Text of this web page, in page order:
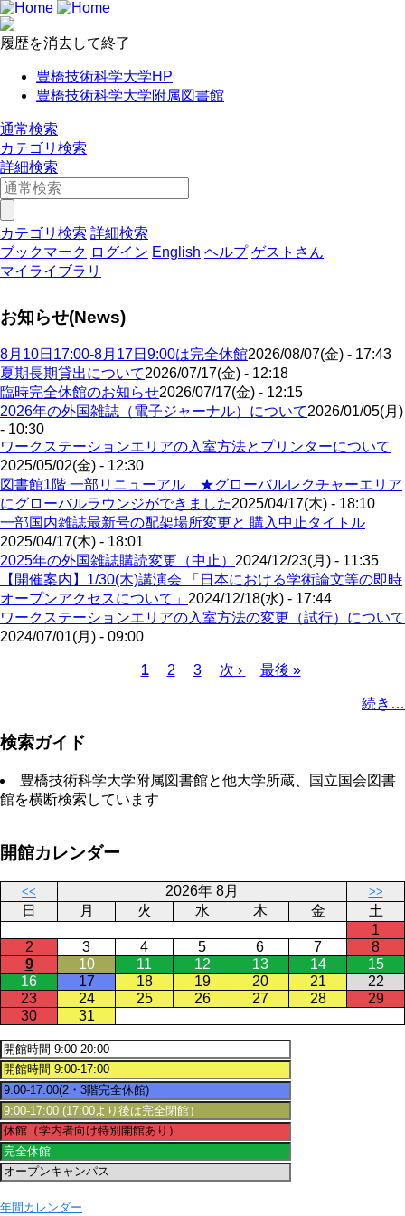
履歴を消去して終了
豊橋技術科学大学HP
豊橋技術科学大学附属図書館
通常検索
カテゴリ検索
詳細検索
カテゴリ検索 詳細検索
ブックマーク ログイン English ヘルプ ゲストさん
マイライブラリ
お知らせ(News)
8月10日17:00-8月17日9:00は完全休館2026/08/07(金) - 17:43
夏期長期貸出について2026/07/17(金) - 12:18
臨時完全休館のお知らせ2026/07/17(金) - 12:15
2026年の外国雑誌（電子ジャーナル）について2026/01/05(月)
- 10:30
ワークステーションエリアの入室方法とプリンターについて
2025/05/02(金) - 12:30
図書館1階 一部リニューアル ★グローバルレクチャーエリア
にグローバルラウンジができました2025/04/17(木) - 18:10
一部国内雑誌最新号の配架場所変更と 購入中止タイトル
2025/04/17(木) - 18:01
2025年の外国雑誌購読変更（中止） 2024/12/23(月) - 11:35
【開催案内】1/30(木)講演会 「日本における学術論文等の即時
オープンアクセスについて」 2024/12/18(水) - 17:44
ワークステーションエリアの入室方法の変更（試行）について
2024/07/01(月) - 09:00
送
カ
ジ
1 Page
2 Page
3
次
次 ›
最
最後 »
続き…
検索ガイド
豊橋技術科学大学附属図書館と他大学所蔵、国立国会図書
館を横断検索しています
開館カレンダー
<< 2026年 8月 >>
日 月 火 水 木 金
土
1
2
3 4 5 6 7
8
9
10 11 12 13 14
15
16
17 18 19 20 21
22
23
24 25 26 27 28
29
30
31
年間カレンダー